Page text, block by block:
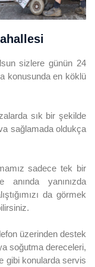
sizlere günün 24
konusunda en köklü
sık bir şekilde
sağlamada oldukça
sadece tek bir
yanınızda
da görmek
üzerinden destek
soğutma dereceleri,
gibi konularda servis